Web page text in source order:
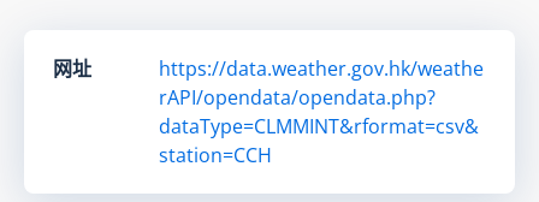
网址
https://data.weather.gov.hk/weathe
rAPI/opendata/opendata.php?
dataType=CLMMINT&rformat=csv&
station=CCH